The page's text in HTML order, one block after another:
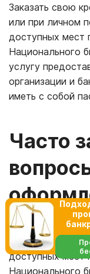
Заказать свою
или при личном
доступных мест
Национального
услугу
организации и
иметь с собой
Часто
Заказать свою
или при личном
доступных мест
Национального